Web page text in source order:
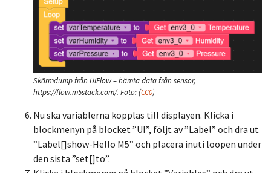
Skärmdump från UIFlow – hämta data från sensor,
https://flow.m5stack.com/. Foto:(CC0)
Nu ska variablerna kopplas till displayen. Klicka i
blockmenyn på blocket ”UI”, följt av ”Label” och dra ut
”Label[]show-Hello M5” och placera inuti loopen under
den sista ”set[]to”.